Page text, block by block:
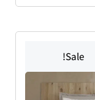
Sale!
עדעדיש